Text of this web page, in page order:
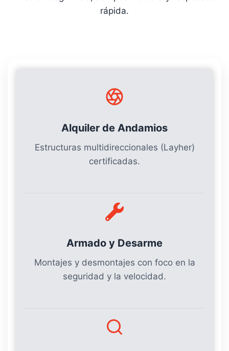
rápida.
Alquiler de Andamios
Estructuras multidireccionales (Layher)
certificadas.
Armado y Desarme
Montajes y desmontajes con foco en la
seguridad y la velocidad.